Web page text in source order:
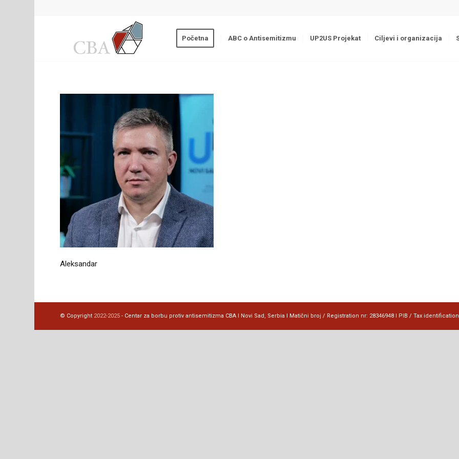
Početna ABC o Antisemitizmu UP2US Projekat Ciljevi i organizacija
Aleksandar
© Copyright 2022-2025 - Centar za borbu protiv antisemitizma CBA I Novi Sad, Serbia I Matični broj / Registration nr: 28346948 I PIB / Tax identification